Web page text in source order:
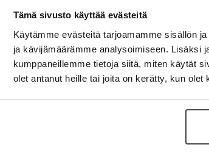
Tämä sivusto käyttää evästeitä
Käytämme evästeitä tarjoamamme sisällön
ja kävijämäärämme analysoimiseen. Lisäksi
kumppaneillemme tietoja siitä, miten käytät
olet antanut heille tai joita on kerätty, kun olet